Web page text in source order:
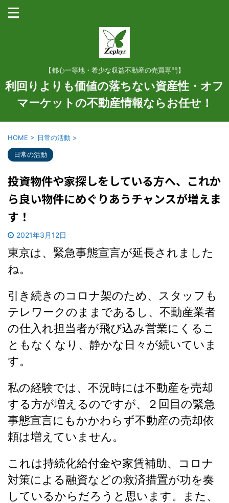
【都心一等地・希少な収益不動産の売買専門】
利回りよりも価値の落ちない資産性・オフ
マーケットの不動産情報ならお任せ！
HOME > 日常の活動 >
日常の活動
投資物件や家探しをしている方へ、これか
ら良い物件にめぐりあうチャンスが増えま
す！
2021年3月12日
東京は、緊急事態宣言が延長されました
ね。
引き続きのコロナ架のため、スタッフも
テレワークのままであるし、不動産業者
の仕入れ担当者が飛び込み営業にくるこ
ともなくなり、静かな日々が続いていま
す。
私の経験では、不況時には不動産を売却
する方が増えるのですが、２回目の緊急
事態宣言にもかかわらず不動産の売却依
頼は増えていません。
これは持続化給付金や家賃補助、コロナ
対策による融資などの救済措置が功を奏
しているからだろうと思います。また、